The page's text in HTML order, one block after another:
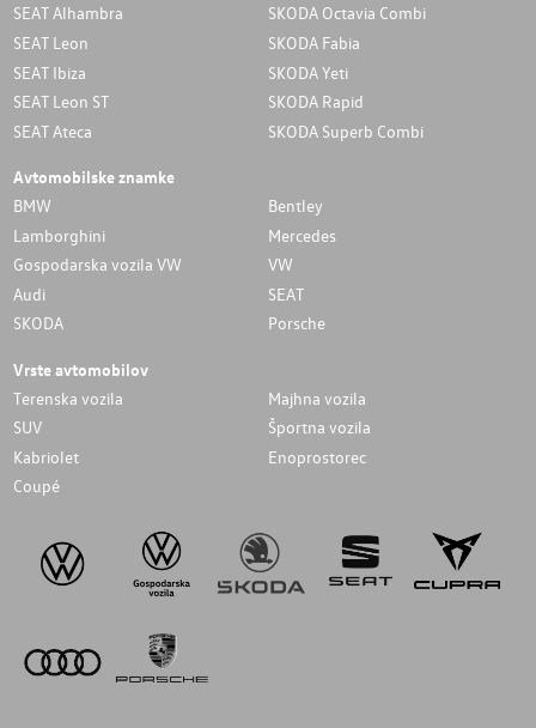
SEAT Alhambra
SEAT Leon
SEAT Ibiza
SEAT Leon ST
SEAT Ateca
SKODA Octavia Combi
SKODA Fabia
SKODA Yeti
SKODA Rapid
SKODA Superb Combi
Avtomobilske znamke
BMW
Bentley
Lamborghini
Mercedes
Gospodarska vozila VW
VW
Audi
SEAT
SKODA
Porsche
Vrste avtomobilov
Terenska vozila
Majhna vozila
SUV
Športna vozila
Kabriolet
Enoprostorec
Coupé